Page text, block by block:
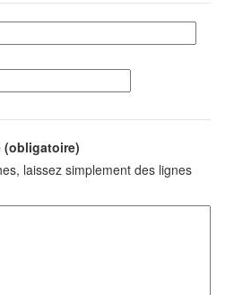
(obligatoire)
laissez simplement des lignes